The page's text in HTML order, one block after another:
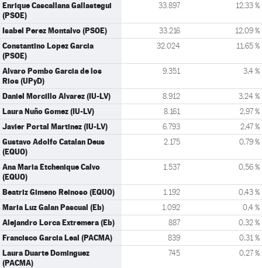
Enrique Cascallana Gallastegui
(PSOE)
33.897 12,33 %
Isabel Perez Montalvo (PSOE) 33.216 12,09 %
Constantino Lopez Garcia
(PSOE)
32.024 11,65 %
Alvaro Pombo Garcia de los
Rios (UPyD)
9.351 3,4 %
Daniel Morcillo Alvarez (IU-LV) 8.912 3,24 %
Laura Nuño Gomez (IU-LV) 8.161 2,97 %
Javier Portal Martinez (IU-LV) 6.793 2,47 %
Gustavo Adolfo Catalan Deus
(EQUO)
2.175 0,79 %
Ana Maria Etchenique Calvo
(EQUO)
1.537 0,56 %
Beatriz Gimeno Reinoso (EQUO) 1.192 0,43 %
Maria Luz Galan Pascual (Eb) 1.092 0,4 %
Alejandro Lorca Extremera (Eb) 887 0,32 %
Francisco Garcia Leal (PACMA) 839 0,31 %
Laura Duarte Dominguez
(PACMA)
745 0,27 %